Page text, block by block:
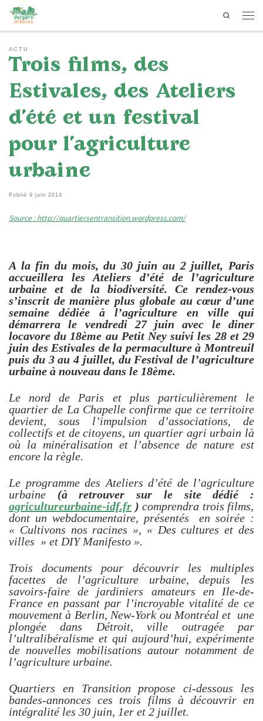
Passer au contenu
Search
ACTU
Trois films, des
Estivales, des Ateliers
d’été et un festival
pour l’agriculture
urbaine
Publié 9 juin 2014
Source : http://quartiersentransition.wordpress.com/
A la fin du mois, du 30 juin au 2 juillet, Paris
accueillera les Ateliers d’été de l’agriculture
urbaine et de la biodiversité. Ce rendez-vous
s’inscrit de manière plus globale au cœur d’une
semaine dédiée à l’agriculture en ville qui
démarrera le vendredi 27 juin avec le diner
locavore du 18ème au Petit Ney suivi les 28 et 29
juin des Estivales de la permaculture à Montreuil
puis du 3 au 4 juillet, du Festival de l’agriculture
urbaine à nouveau dans le 18ème.
Le nord de Paris et plus particulièrement le
quartier de La Chapelle confirme que ce territoire
devient, sous l’impulsion d’associations, de
collectifs et de citoyens, un quartier agri urbain là
où la minéralisation et l’absence de nature est
encore la règle.
Le programme des Ateliers d’été de l’agriculture
urbaine (à retrouver sur le site dédié :
agricultureurbaine-idf.fr ) comprendra trois films,
dont un webdocumentaire, présentés en soirée :
« Cultivons nos racines », « Des cultures et des
villes » et DIY Manifesto ».
Trois documents pour découvrir les multiples
facettes de l’agriculture urbaine, depuis les
savoirs-faire de jardiniers amateurs en Ile-de-
France en passant par l’incroyable vitalité de ce
mouvement à Berlin, New-York ou Montréal et une
plongée dans Détroit, ville outragée par
l’ultralibéralisme et qui aujourd’hui, expérimente
de nouvelles mobilisations autour notamment de
l’agriculture urbaine.
Quartiers en Transition propose ci-dessous les
bandes-annonces ces trois films à découvrir en
intégralité les 30 juin, 1er et 2 juillet.